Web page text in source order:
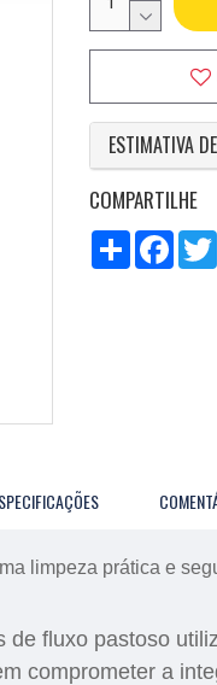
ESTIMATIVA
COMPARTILHE
limpeza prática e
fluxo pastoso
comprometer a